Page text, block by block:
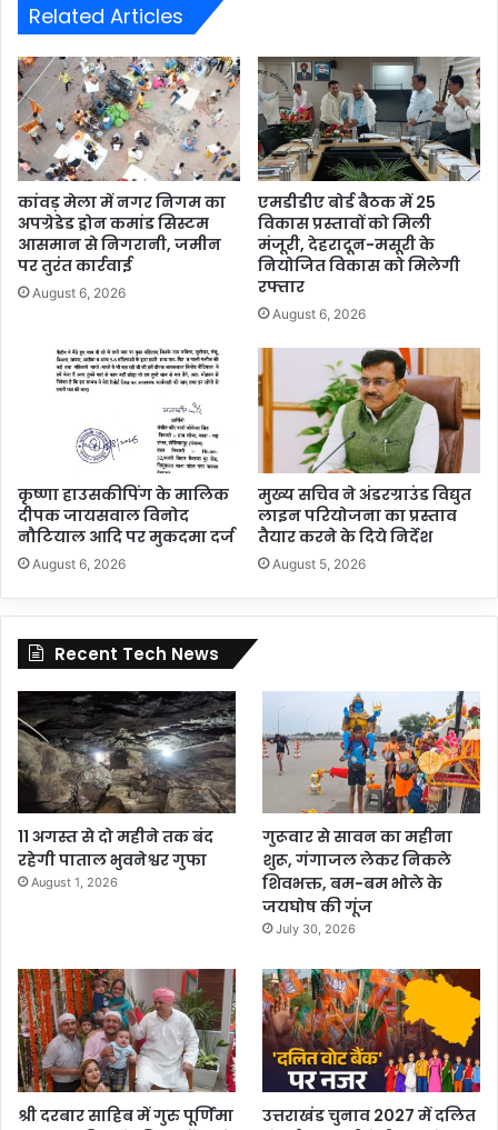
Related Articles
कांवड़ मेला में नगर निगम का
अपग्रेडेड ड्रोन कमांड सिस्टम
आसमान से निगरानी, जमीन
पर तुरंत कार्रवाई
August 6, 2026
एमडीडीए बोर्ड बैठक में 25
विकास प्रस्तावों को मिली
मंजूरी, देहरादून-मसूरी के
नियोजित विकास को मिलेगी
रफ्तार
August 6, 2026
कृष्णा हाउसकीपिंग के मालिक
दीपक जायसवाल विनोद
नौटियाल आदि पर मुकदमा दर्ज
August 6, 2026
मुख्य सचिव ने अंडरग्राउंड विद्युत
लाइन परियोजना का प्रस्ताव
तैयार करने के दिये निर्देश
August 5, 2026
Recent Tech News
11 अगस्त से दो महीने तक बंद
रहेगी पाताल भुवनेश्वर गुफा
August 1, 2026
गुरूवार से सावन का महीना
शुरू, गंगाजल लेकर निकले
शिवभक्त, बम-बम भोले के
जयघोष की गूंज
July 30, 2026
श्री दरबार साहिब में गुरु पूर्णिमा
उत्तराखंड चुनाव 2027 में दलित